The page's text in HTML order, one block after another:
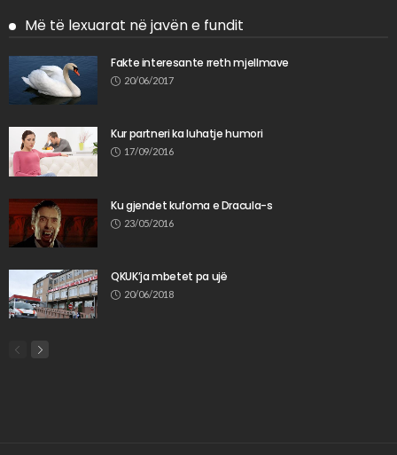
Më të lexuarat në javën e fundit
Fakte interesante rreth mjellmave
20/06/2017
Kur partneri ka luhatje humori
17/09/2016
Ku gjendet kufoma e Dracula-s
23/05/2016
QKUK’ja mbetet pa ujë
20/06/2018